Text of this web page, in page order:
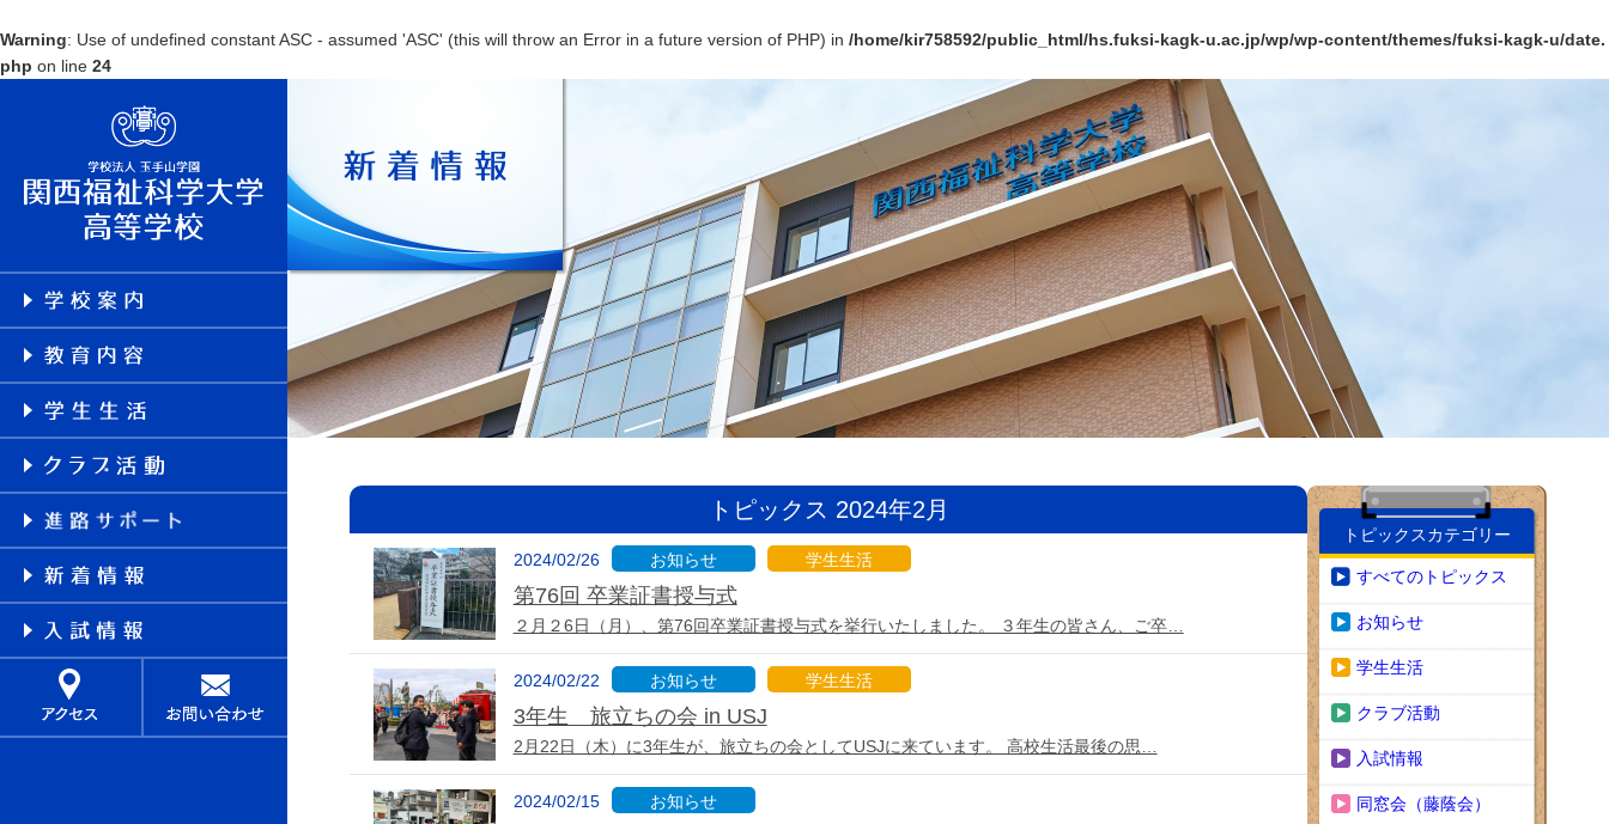
Warning: Use of undefined constant ASC - assumed 'ASC' (this will throw an Error in a future version of PHP) in /home/kir758592/public_html/hs.fuksi-kagk-u.ac.jp/wp/wp-content/themes/fuksi-kagk-u/date.
php on line 24
トピックス 2024年2月
2024/02/26 お知らせ 学生生活
第76回 卒業証書授与式
２月２6日（月）、第76回卒業証書授与式を挙行いたしました。 ３年生の皆さん、ご卒…
2024/02/22 お知らせ 学生生活
3年生 旅立ちの会 in USJ
2月22日（木）に3年生が、旅立ちの会としてUSJに来ています。 高校生活最後の思…
2024/02/15 お知らせ
トピックスカテゴリー
すべてのトピックス
お知らせ
学生生活
クラブ活動
入試情報
同窓会（藤蔭会）